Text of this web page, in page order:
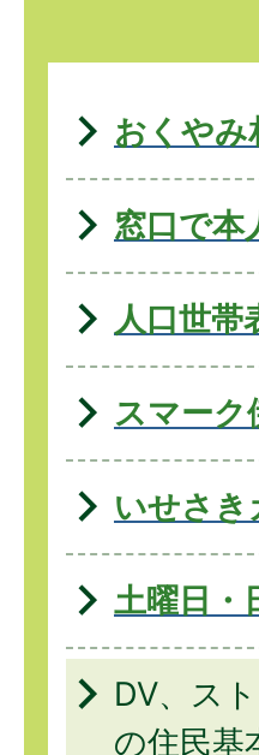
おくやみ
窓口で本
人口世帯
スマーク
いせさき
土曜日・
DV、ス
の住⺠基